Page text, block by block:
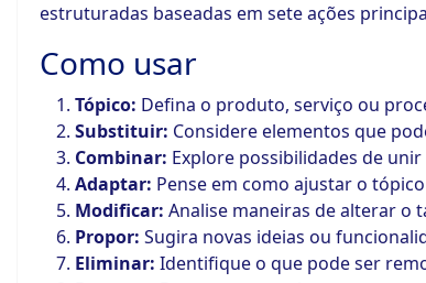
estruturadas baseadas em sete ações
Como usar
Tópico: Defina o produto, serviço ou
Substituir: Considere elementos que
Combinar: Explore possibilidades de
Adaptar: Pense em como ajustar o
Modificar: Analise maneiras de alterar o
Propor: Sugira novas ideias ou
Eliminar: Identifique o que pode ser